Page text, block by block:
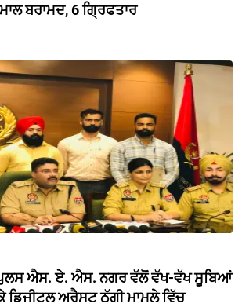
ਬਰਾਮਦ, 6 ਗ੍ਰਿਫਤਾਰ
ਐਸ. ਏ. ਐਸ. ਨਗਰ ਵੱਲੋਂ ਵੱਖ-ਵੱਖ ਸੂਬਿਆਂ
ਡਿਜੀਟਲ ਅਰੈਸਟ ਠੱਗੀ ਮਾਮਲੇ ਵਿੱਚ